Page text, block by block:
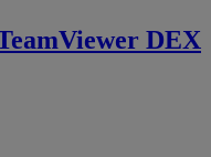
DEX